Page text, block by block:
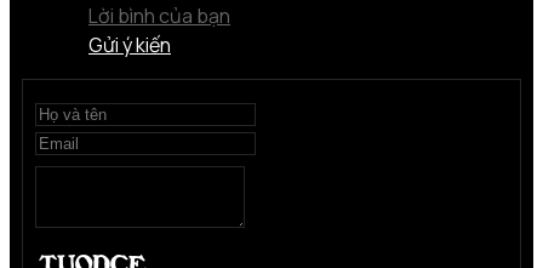
Lời bình của bạn
Gửi ý kiến